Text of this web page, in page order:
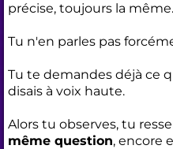
précise, toujours la même.
Tu n'en parles pas
Tu te demandes déjà ce
disais à voix haute.
Alors tu observes, tu
même question, encore